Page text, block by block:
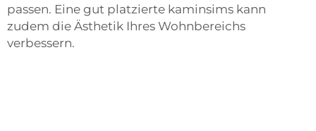
passen. Eine gut platzierte kaminsims kann
zudem die Ästhetik Ihres Wohnbereichs
verbessern.